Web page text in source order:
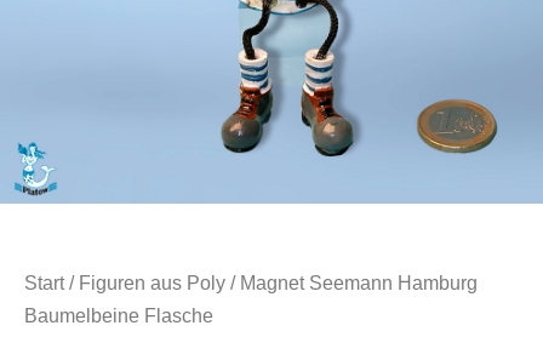
Start/ Figuren aus Poly / Magnet Seemann Hamburg
Baumelbeine Flasche